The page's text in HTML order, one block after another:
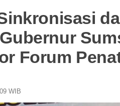
Forum
WIB